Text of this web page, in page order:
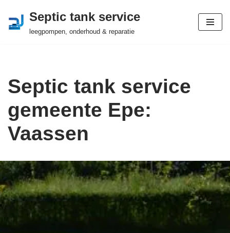
Ga
Septic tank service
leegpompen, onderhoud & reparatie
Septic tank service
gemeente Epe:
Vaassen